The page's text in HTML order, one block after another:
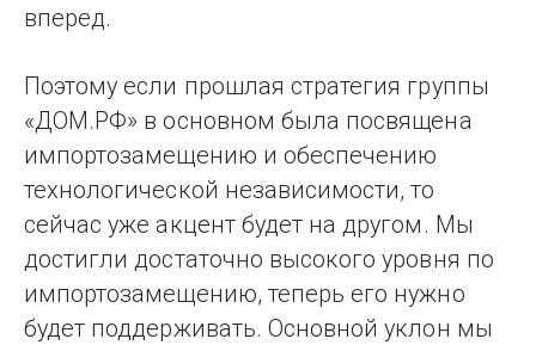
вперед.
Поэтому если прошлая стратегия группы
«ДОМ.РФ» в основном была посвящена
импортозамещению и обеспечению
технологической независимости, то
сейчас уже акцент будет на другом. Мы
достигли достаточно высокого уровня по
импортозамещению, теперь его нужно
будет поддерживать. Основной уклон мы